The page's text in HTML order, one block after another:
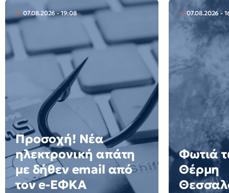
07.08.2026 - 19:08
Προσοχή! Νέα
ηλεκτρονική απάτη
με δήθεν email από
τον e-ΕΦΚΑ
07.08.2026 -
Φωτιά
Θέρμη